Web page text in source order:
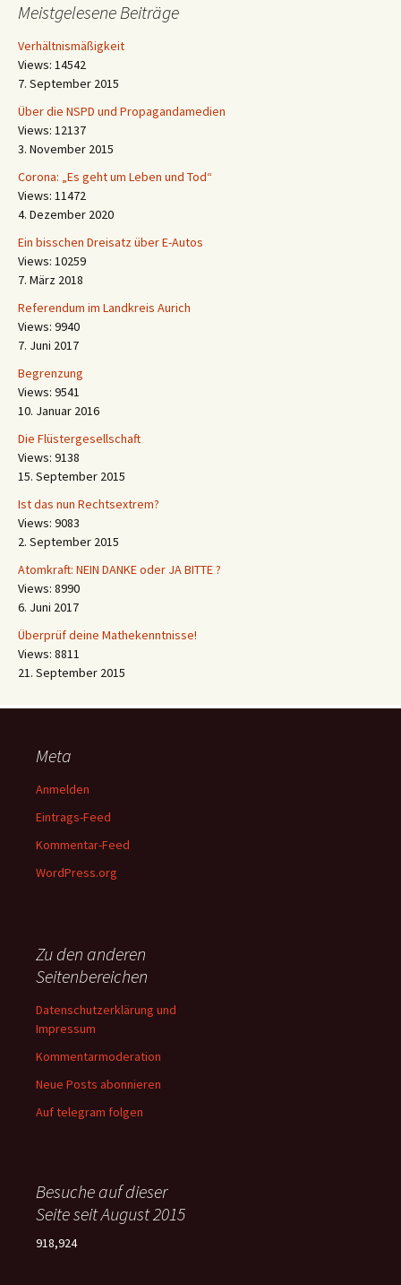
Meistgelesene Beiträge
Verhältnismäßigkeit
Views: 14542
7. September 2015
Über die NSPD und Propagandamedien
Views: 12137
3. November 2015
Corona: „Es geht um Leben und Tod“
Views: 11472
4. Dezember 2020
Ein bisschen Dreisatz über E-Autos
Views: 10259
7. März 2018
Referendum im Landkreis Aurich
Views: 9940
7. Juni 2017
Begrenzung
Views: 9541
10. Januar 2016
Die Flüstergesellschaft
Views: 9138
15. September 2015
Ist das nun Rechtsextrem?
Views: 9083
2. September 2015
Atomkraft: NEIN DANKE oder JA BITTE ?
Views: 8990
6. Juni 2017
Überprüf deine Mathekenntnisse!
Views: 8811
21. September 2015
Meta
Anmelden
Eintrags-Feed
Kommentar-Feed
WordPress.org
Zu den anderen
Seitenbereichen
Datenschutzerklärung und
Impressum
Kommentarmoderation
Neue Posts abonnieren
Auf telegram folgen
Besuche auf dieser
Seite seit August 2015
918,924